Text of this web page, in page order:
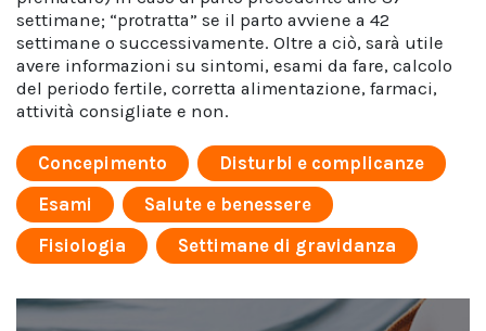
settimane; “protratta” se il parto avviene a 42
settimane o successivamente. Oltre a ciò, sarà utile
avere informazioni su sintomi, esami da fare, calcolo
del periodo fertile, corretta alimentazione, farmaci,
attività consigliate e non.
Concepimento
Disturbi e complicanze
Esami
Salute e benessere
Fisiologia
Settimane di gravidanza